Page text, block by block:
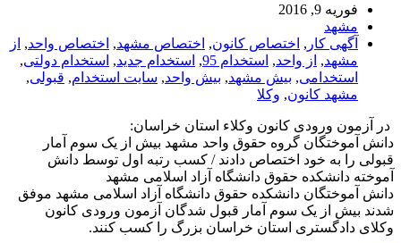
فوریه 9, 2016
مشهد
آگهی کار , اختصاص کانون, اختصاص مشهد, اختصاص واحد, از
مشهد, از واحد, استخدام 95 , استخدام جدید, استخدام دولتی,
استخدامی, بیش مشهد, بیش واحد, سایت استخدام, قبولی,
مشهد کانون, وکلا
در آزمون ورودی کانون وکلاء استان خراسان:
دانش آموختگان گروه حقوق واحد مشهد بیش از یک سوم آمار
قبولی را به خود اختصاص دادند / کسب رتبه اول توسط دانش
آموخته دانشکده حقوق دانشگاه آزاد اسلامی مشهد
دانش آموختگان دانشکده حقوق دانشگاه آزاد اسلامی مشهد موفق
شدند بیش از یک سوم آمار قبول شدگان آزمون ورودی کانون
وکلای دادگستری استان خراسان بزرگ را کسب کنند.